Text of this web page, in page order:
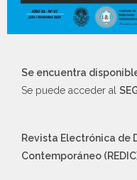
Se encuentra
Se puede acceder al
Revista Electrónica de
Contemporáneo